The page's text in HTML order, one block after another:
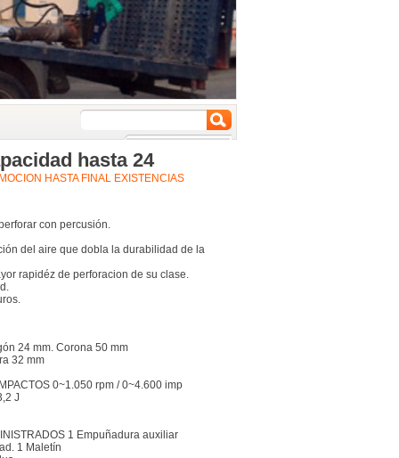
hasta 24
HASTA FINAL EXISTENCIAS
con percusión.
del aire que dobla la durabilidad de la
rapidéz de perforacion de su clase.
24 mm. Corona 50 mm
32 mm
0~1.050 rpm / 0~4.600 imp
J
1 Empuñadura auxiliar
1 Maletín